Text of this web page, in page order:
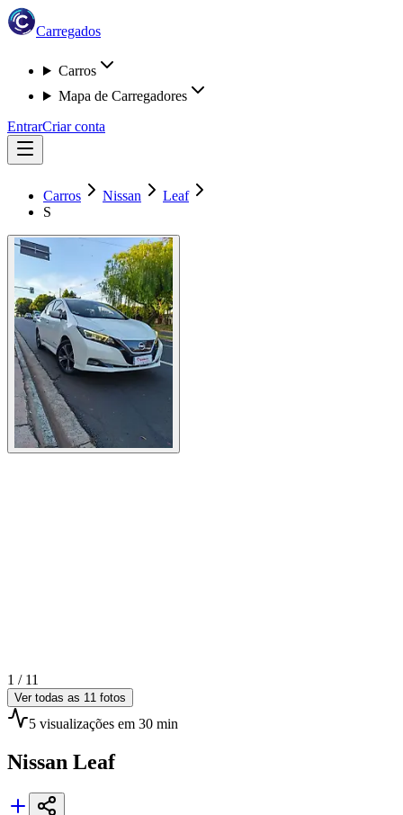
Carregados
Carros
Mapa de Carregadores
EntrarCriar conta
Carros Nissan
Leaf
S
1 / 11
Ver todas as 11 fotos
5 visualizações em 30 min
Nissan Leaf